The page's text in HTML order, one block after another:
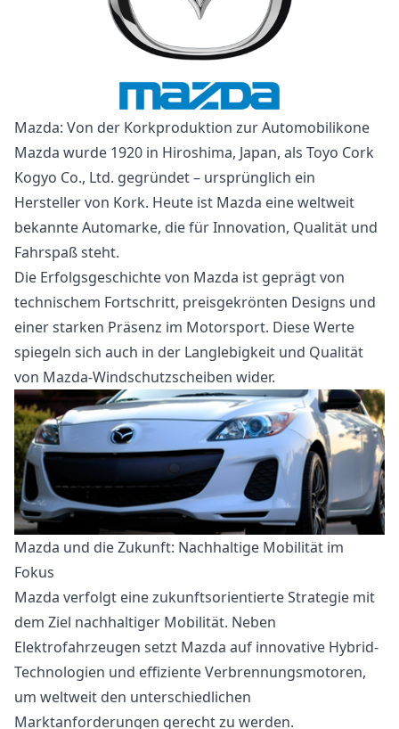
Mazda: Von der Korkproduktion zur Automobilikone
Mazda wurde 1920 in Hiroshima, Japan, als Toyo Cork
Kogyo Co., Ltd. gegründet – ursprünglich ein
Hersteller von Kork. Heute ist Mazda eine weltweit
bekannte Automarke, die für Innovation, Qualität und
Fahrspaß steht.
Die Erfolgsgeschichte von Mazda ist geprägt von
technischem Fortschritt, preisgekrönten Designs und
einer starken Präsenz im Motorsport. Diese Werte
spiegeln sich auch in der Langlebigkeit und Qualität
von Mazda-Windschutzscheiben wider.
Mazda und die Zukunft: Nachhaltige Mobilität im
Fokus
Mazda verfolgt eine zukunftsorientierte Strategie mit
dem Ziel nachhaltiger Mobilität. Neben
Elektrofahrzeugen setzt Mazda auf innovative Hybrid-
Technologien und effiziente Verbrennungsmotoren,
um weltweit den unterschiedlichen
Marktanforderungen gerecht zu werden.